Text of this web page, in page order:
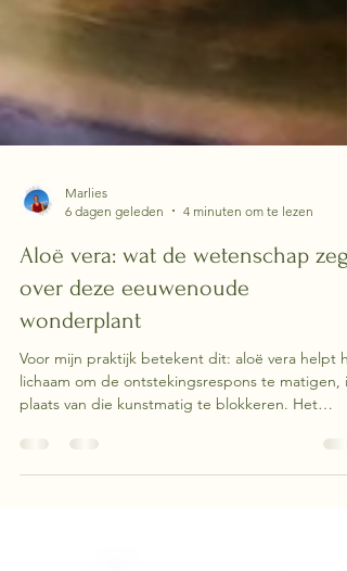
6 dagen geleden
4 minuten om te lezen
Aloë vera: wat de wetenschap zegt
over deze eeuwenoude
wonderplant
Voor mijn praktijk betekent dit: aloë vera helpt
plaats van die kunstmatig te blokkeren. Het
ondersteunt het natuurlijke evenwicht.